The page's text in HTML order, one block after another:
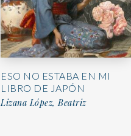
ESO NO ESTABA EN MI
LIBRO DE JAPÓN
Lizana López, Beatriz